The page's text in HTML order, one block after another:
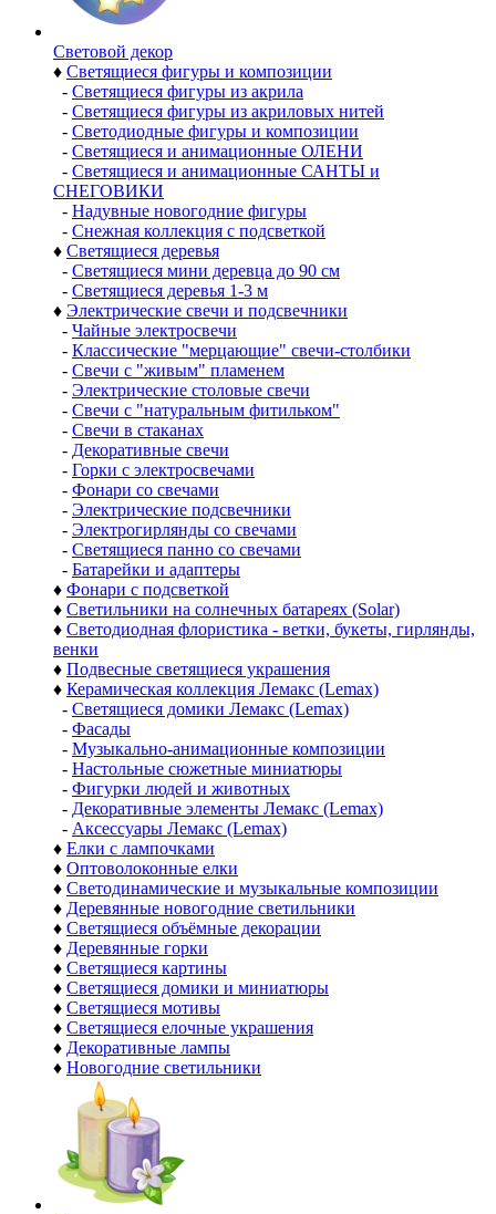
Световой декор
♦ Светящиеся фигуры и композиции
- Светящиеся фигуры из акрила
- Светящиеся фигуры из акриловых нитей
- Светодиодные фигуры и композиции
- Светящиеся и анимационные ОЛЕНИ
- Светящиеся и анимационные САНТЫ и
СНЕГОВИКИ
- Надувные новогодние фигуры
- Снежная коллекция с подсветкой
♦ Светящиеся деревья
- Светящиеся мини деревца до 90 см
- Светящиеся деревья 1-3 м
♦ Электрические свечи и подсвечники
- Чайные электросвечи
- Классические "мерцающие" свечи-столбики
- Свечи с "живым" пламенем
- Электрические столовые свечи
- Свечи с "натуральным фитильком"
- Свечи в стаканах
- Декоративные свечи
- Горки с электросвечами
- Фонари со свечами
- Электрические подсвечники
- Электрогирлянды со свечами
- Светящиеся панно со свечами
- Батарейки и адаптеры
♦ Фонари с подсветкой
♦ Светильники на солнечных батареях (Solar)
♦ Светодиодная флористика - ветки, букеты, гирлянды,
венки
♦ Подвесные светящиеся украшения
♦ Керамическая коллекция Лемакс (Lemax)
- Светящиеся домики Лемакс (Lemax)
- Фасады
- Музыкально-анимационные композиции
- Настольные сюжетные миниатюры
- Фигурки людей и животных
- Декоративные элементы Лемакс (Lemax)
- Аксессуары Лемакс (Lemax)
♦ Елки с лампочками
♦ Оптоволоконные елки
♦ Светодинамические и музыкальные композиции
♦ Деревянные новогодние светильники
♦ Светящиеся объёмные декорации
♦ Деревянные горки
♦ Светящиеся картины
♦ Светящиеся домики и миниатюры
♦ Светящиеся мотивы
♦ Светящиеся елочные украшения
♦ Декоративные лампы
♦ Новогодние светильники